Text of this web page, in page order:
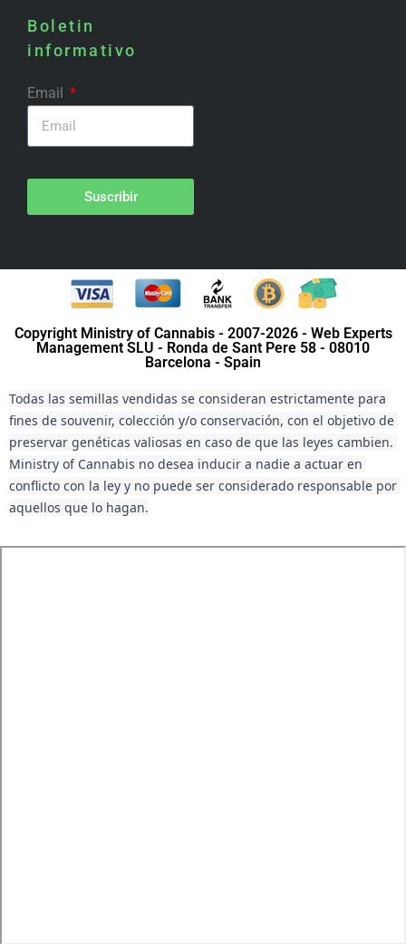
Boletin
informativo
Email
Suscribir
Copyright Ministry of Cannabis - 2007-2026 - Web Experts
Management SLU - Ronda de Sant Pere 58 - 08010
Barcelona - Spain
Todas las semillas vendidas se consideran estrictamente para
fines de souvenir, colección y/o conservación, con el objetivo de
preservar genéticas valiosas en caso de que las leyes cambien.
Ministry of Cannabis no desea inducir a nadie a actuar en
conflicto con la ley y no puede ser considerado responsable por
aquellos que lo hagan.